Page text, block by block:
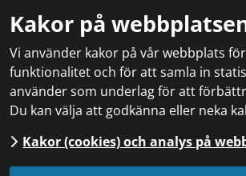
Kakor på
Vi använder kakor på vår webbplats
funktionalitet och för att samla in
använder som underlag för att
Du kan välja att godkänna eller neka
Kakor (cookies) och analys på